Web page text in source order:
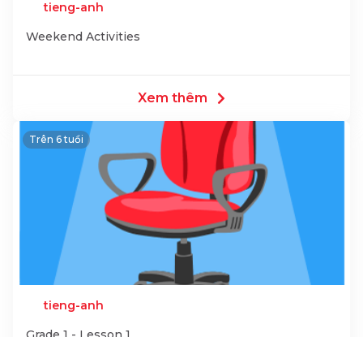
tieng-anh
Weekend Activities
Xem thêm
Trên 6 tuổi
tieng-anh